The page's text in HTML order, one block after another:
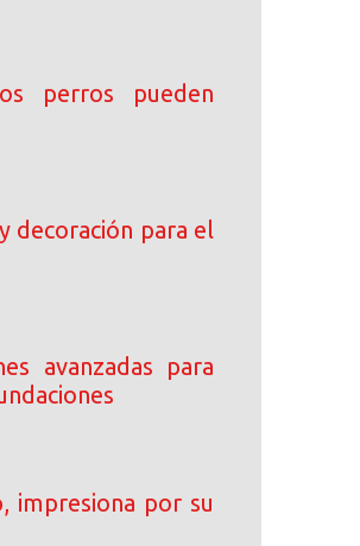
perros pueden
decoración para el
avanzadas para
impresiona por su